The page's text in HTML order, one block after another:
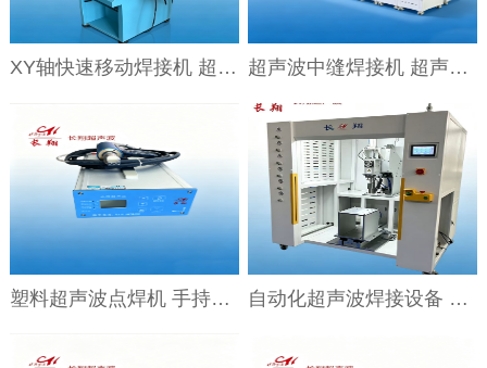
XY轴快速移动焊接机 超声波XY轴快速移动焊接机 超声波中缝焊接机 超声波滤芯中缝焊接机
塑料超声波点焊机 手持式超声波点焊机 自动化超声波焊接设备 自动化汽车轮罩焊接机